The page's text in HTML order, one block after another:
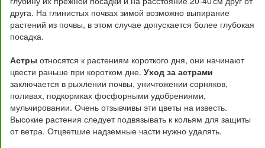
друга. На глинистых почвах зимой возможно выпирание
растений из почвы, в этом случае допускается более глубокая
посадка.
Астры относятся к растениям короткого дня, они начинают
цвести раньше при коротком дне. Уход за астрами
заключается в рыхлении почвы, уничтожении сорняков,
поливах, подкормках фосфорными удобрениями,
мульчировании. Очень отзывчивы эти цветы на известь.
Высокие растения следует подвязывать к кольям для защиты
от ветра. Отцветшие надземные части нужно удалять.